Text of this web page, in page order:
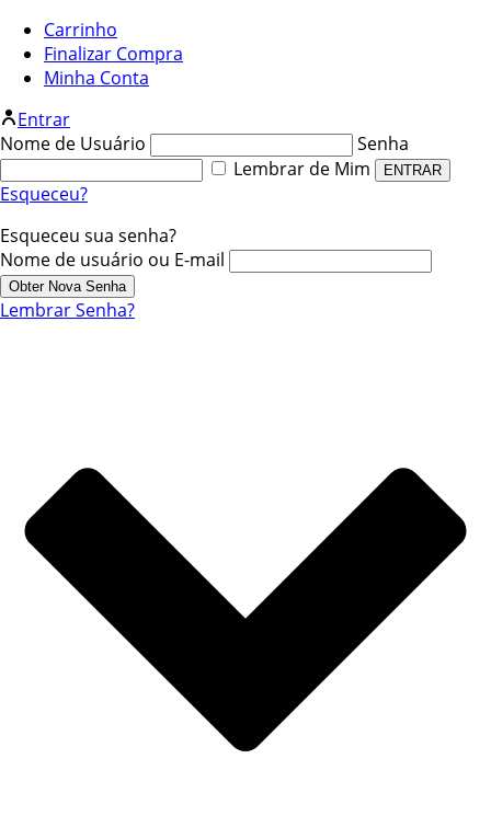
Carrinho
Finalizar Compra
Minha Conta
Entrar
Nome de Usuário
Senha
Lembrar de Mim
Esqueceu?
Esqueceu sua senha?
Nome de usuário ou E-mail
Lembrar Senha?